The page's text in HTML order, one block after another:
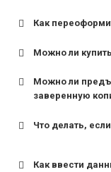
Как
Можно ли
Можно ли
заверенную
Что делать,
Как ввести